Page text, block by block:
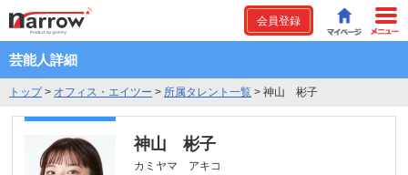
会員登録
芸能人詳細
トップ> オフィス・エイツー > 所属タレント一覧 > 神山 彬子
神山 彬子
カミヤマ アキコ